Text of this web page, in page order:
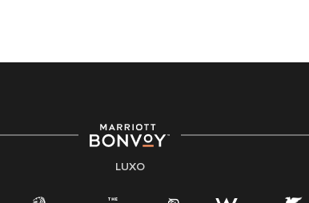
LUXO